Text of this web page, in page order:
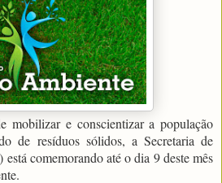
mobilizar e conscientizar a população
de resíduos sólidos, a Secretaria de
comemorando até o dia 9 deste mês